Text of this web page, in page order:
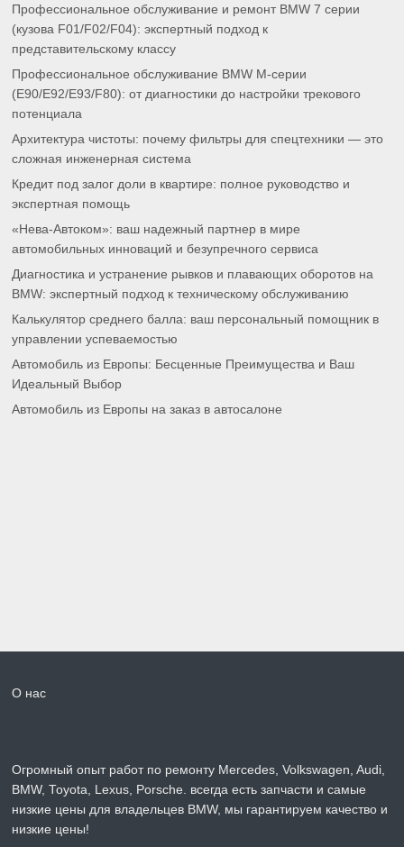
Профессиональное обслуживание и ремонт BMW 7 серии
(кузова F01/F02/F04): экспертный подход к
представительскому классу
Профессиональное обслуживание BMW M-серии
(E90/E92/E93/F80): от диагностики до настройки трекового
потенциала
Архитектура чистоты: почему фильтры для спецтехники — это
сложная инженерная система
Кредит под залог доли в квартире: полное руководство и
экспертная помощь
«Нева-Автоком»: ваш надежный партнер в мире
автомобильных инноваций и безупречного сервиса
Диагностика и устранение рывков и плавающих оборотов на
BMW: экспертный подход к техническому обслуживанию
Калькулятор среднего балла: ваш персональный помощник в
управлении успеваемостью
Автомобиль из Европы: Бесценные Преимущества и Ваш
Идеальный Выбор
Автомобиль из Европы на заказ в автосалоне
О нас
Огромный опыт работ по ремонту Mercedes, Volkswagen, Audi,
BMW, Toyota, Lexus, Porsche. всегда есть запчасти и самые
низкие цены для владельцев BMW, мы гарантируем качество и
низкие цены!